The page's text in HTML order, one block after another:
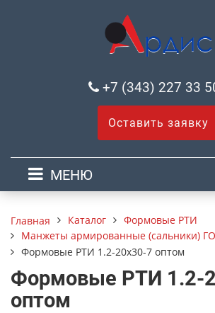
+7 (343) 227 33
Оставить заявку
МЕНЮ
Главная Каталог
Формовые РТИ
Манжеты армированные (сальники)
Формовые РТИ 1.2-20х30-7 оптом
Формовые РТИ 1.2-
оптом